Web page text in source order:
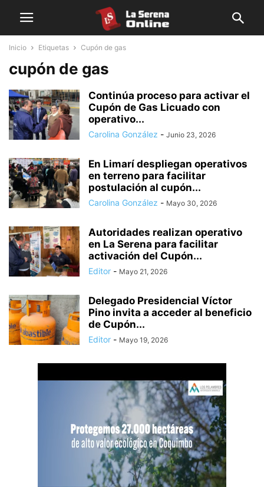
Inicio Etiquetas Cupón de gas
cupón de gas
Continúa proceso para activar el
Cupón de Gas Licuado con
operativo...
Carolina González - Junio 23, 2026
En Limarí despliegan operativos
en terreno para facilitar
postulación al cupón...
Carolina González - Mayo 30, 2026
Autoridades realizan operativo
en La Serena para facilitar
activación del Cupón...
Editor - Mayo 21, 2026
Delegado Presidencial Víctor
Pino invita a acceder al beneficio
de Cupón...
Editor - Mayo 19, 2026